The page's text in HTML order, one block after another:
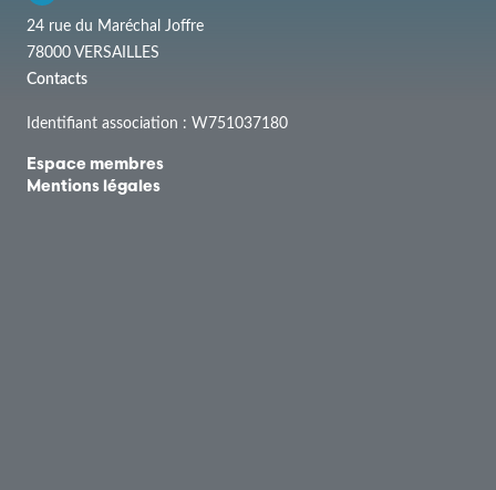
24 rue du Maréchal Joffre
78000 VERSAILLES
Contacts
Identifiant association : W751037180
Espace membres
Mentions légales